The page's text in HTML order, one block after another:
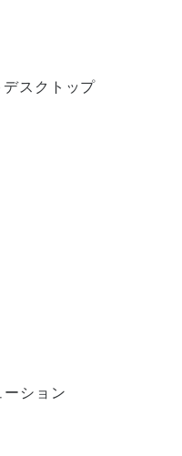
スクトップ
ーション